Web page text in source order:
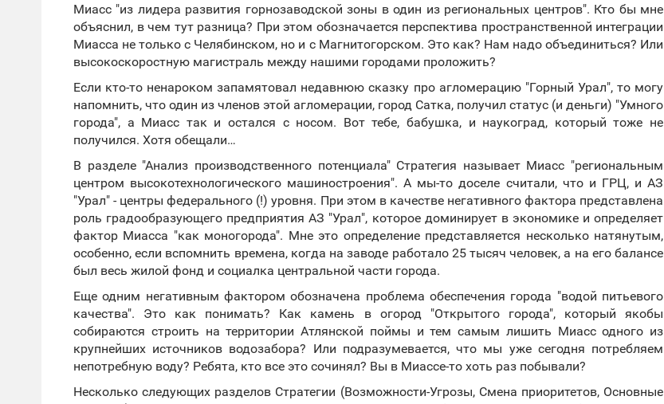
Миасс "из лидера развития горнозаводской зоны в один из региональных центров". Кто бы мне
объяснил, в чем тут разница? При этом обозначается перспектива пространственной интеграции
Миасса не только с Челябинском, но и с Магнитогорском. Это как? Нам надо объединиться? Или
высокоскоростную магистраль между нашими городами проложить?
Если кто-то ненароком запамятовал недавнюю сказку про агломерацию "Горный Урал", то могу
напомнить, что один из членов этой агломерации, город Сатка, получил статус (и деньги) "Умного
города", а Миасс так и остался с носом. Вот тебе, бабушка, и наукоград, который тоже не
получился. Хотя обещали…
В разделе "Анализ производственного потенциала" Стратегия называет Миасс "региональным
центром высокотехнологического машиностроения". А мы-то доселе считали, что и ГРЦ, и АЗ
"Урал" - центры федерального (!) уровня. При этом в качестве негативного фактора представлена
роль градообразующего предприятия АЗ "Урал", которое доминирует в экономике и определяет
фактор Миасса "как моногорода". Мне это определение представляется несколько натянутым,
особенно, если вспомнить времена, когда на заводе работало 25 тысяч человек, а на его балансе
был весь жилой фонд и социалка центральной части города.
Еще одним негативным фактором обозначена проблема обеспечения города "водой питьевого
качества". Это как понимать? Как камень в огород "Открытого города", который якобы
собираются строить на территории Атлянской поймы и тем самым лишить Миасс одного из
крупнейших источников водозабора? Или подразумевается, что мы уже сегодня потребляем
непотребную воду? Ребята, кто все это сочинял? Вы в Миассе-то хоть раз побывали?
Несколько следующих разделов Стратегии (Возможности-Угрозы, Смена приоритетов, Основные